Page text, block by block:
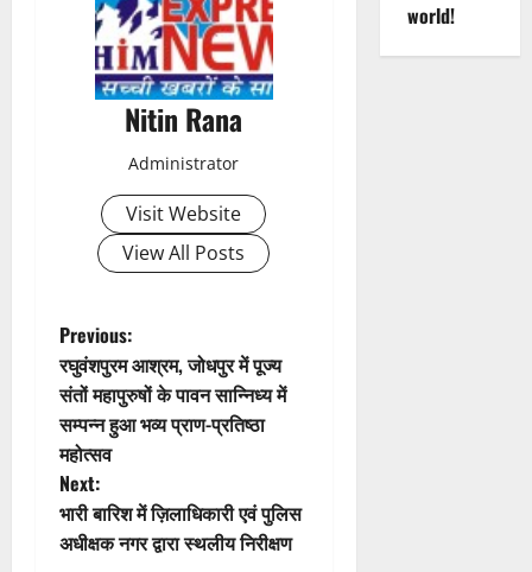
t
i
o
n
Nitin Rana
Administrator
Visit Website
View All Posts
P
o
s
t
n
Previous:
रघुवंशपुरम आश्रम, जोधपुर में पूज्य
संतों महापुरुषों के पावन सान्निध्य में
सम्पन्न हुआ भव्य प्राण-प्रतिष्ठा
महोत्सव
Next:
भारी बारिश में ज़िलाधिकारी एवं पुलिस
अधीक्षक नगर द्वारा स्थलीय निरीक्षण
world!